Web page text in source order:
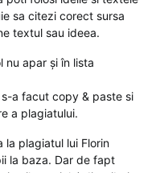
sa citezi corect sursa
textul sau ideea.
nu apar și în lista
a facut copy & paste si
a plagiatului.
la plagiatul lui Florin
la baza. Dar de fapt